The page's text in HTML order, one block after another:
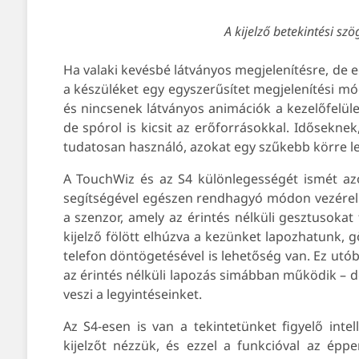
A kijelző betekintési
Ha valaki kevésbé látványos megjelenítésre,
a készüléket egy egyszerűsítet megjelenítési
és nincsenek látványos animációk a
de spórol is kicsit az erőforrásokkal.
tudatosan használó, azokat egy szűkebb körre
A TouchWiz és az S4 különlegességét ismét
segítségével egészen rendhagyó módon
a szenzor, amely az érintés nélküli
kijelző fölött elhúzva a kezünket lapozhatunk,
telefon döntögetésével is lehetőség van. Ez
az érintés nélküli lapozás simábban működik –
veszi a legyintéseinket.
Az S4-esen is van a tekintetünket figyelő
kijelzőt nézzük, és ezzel a funkcióval az